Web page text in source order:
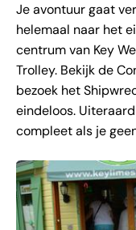
Je avontuur gaat
helemaal naar het
centrum van Key
Trolley. Bekijk de
bezoek het
eindeloos.
compleet als je